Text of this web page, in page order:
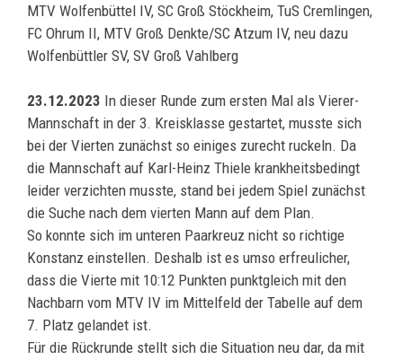
MTV Wolfenbüttel IV, SC Groß Stöckheim, TuS Cremlingen,
FC Ohrum II, MTV Groß Denkte/SC Atzum IV, neu dazu
Wolfenbüttler SV, SV Groß Vahlberg
23.12.2023 In dieser Runde zum ersten Mal als Vierer-
Mannschaft in der 3. Kreisklasse gestartet, musste sich
bei der Vierten zunächst so einiges zurecht ruckeln. Da
die Mannschaft auf Karl-Heinz Thiele krankheitsbedingt
leider verzichten musste, stand bei jedem Spiel zunächst
die Suche nach dem vierten Mann auf dem Plan.
So konnte sich im unteren Paarkreuz nicht so richtige
Konstanz einstellen. Deshalb ist es umso erfreulicher,
dass die Vierte mit 10:12 Punkten punktgleich mit den
Nachbarn vom MTV IV im Mittelfeld der Tabelle auf dem
7. Platz gelandet ist.
Für die Rückrunde stellt sich die Situation neu dar, da mit